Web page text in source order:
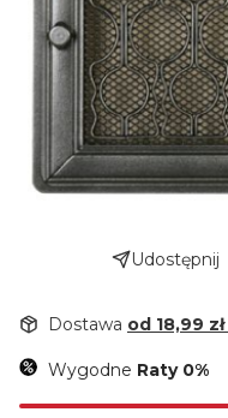
Udostępnij
Dostawa od 18,99 zł
Wygodne Raty 0%